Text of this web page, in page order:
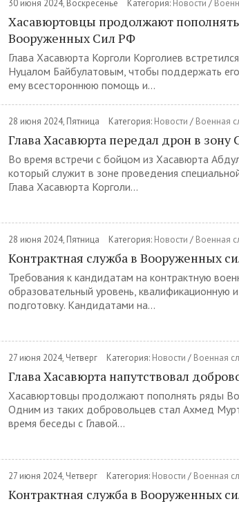
30 июня 2024, Воскресенье Категория: Новости /
Хасавюртовцы продолжают
Вооруженных Сил РФ
Глава Хасавюрта Корголи Корголиев
Нуцалом Байбулатовым, чтобы поддержать
ему всестороннюю помощь и...
28 июня 2024, Пятница Категория: Новости / Военная
Глава Хасавюрта передал дрон в зону
Во время встречи с бойцом из Хасавюрта
который служит в зоне проведения
Глава Хасавюрта Корголи...
28 июня 2024, Пятница Категория: Новости / Военная
Контрактная служба в Вооруженных
Требования к кандидатам на контрактную
образовательный уровень, квалификационную
подготовку. Кандидатами на...
27 июня 2024, Четверг Категория: Новости / Военная
Глава Хасавюрта напутствовал
Хасавюртовцы продолжают пополнять ряды
Одним из таких добровольцев стал Ахмед
время беседы с Главой...
27 июня 2024, Четверг Категория: Новости / Военная
Контрактная служба в Вооруженных